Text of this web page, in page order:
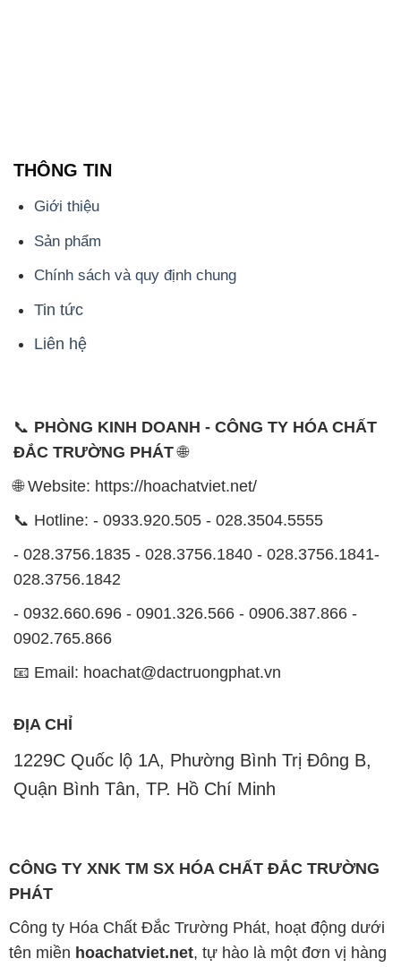
Chính sách và quy định chung
Tin tức
Liên hệ
📞
PHÒNG KINH DOANH - CÔNG TY HÓA CHẤT
ĐẮC TRƯỜNG PHÁT
- 028.3756.1835 - 028.3756.1840 - 028.3756.1841-
0902.765.866
📧 Email: hoachat@dactruongphat.vn
ĐỊA CHỈ
1229C Quốc lộ 1A, Phường Bình Trị Đông B,
Quận Bình Tân, TP. Hồ Chí Minh
CÔNG TY XNK TM SX HÓA CHẤT ĐẮC TRƯỜNG
PHÁT
đầu trong lĩnh vực kinh doanh và phân phối các loại
hóa chất công nghiệp đa dạng, nhằm đáp ứng nhu
cầu sử dụng của khách hàng một cách tốt nhất.
Chúng tôi cam kết mang đến sự hài lòng và đáp ứng